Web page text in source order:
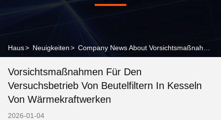
Haus> Neuigkeiten>
Vorsichtsmaßnahmen Für Den
Versuchsbetrieb Von Beutelfiltern In Kesseln
Von Wärmekraftwerken
2026-01-04